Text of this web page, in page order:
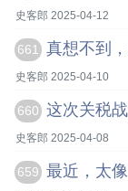
史客郎 2025-04-12
661 真想不到
史客郎 2025-04-10
660 这次关税
史客郎 2025-04-08
659 最近，太